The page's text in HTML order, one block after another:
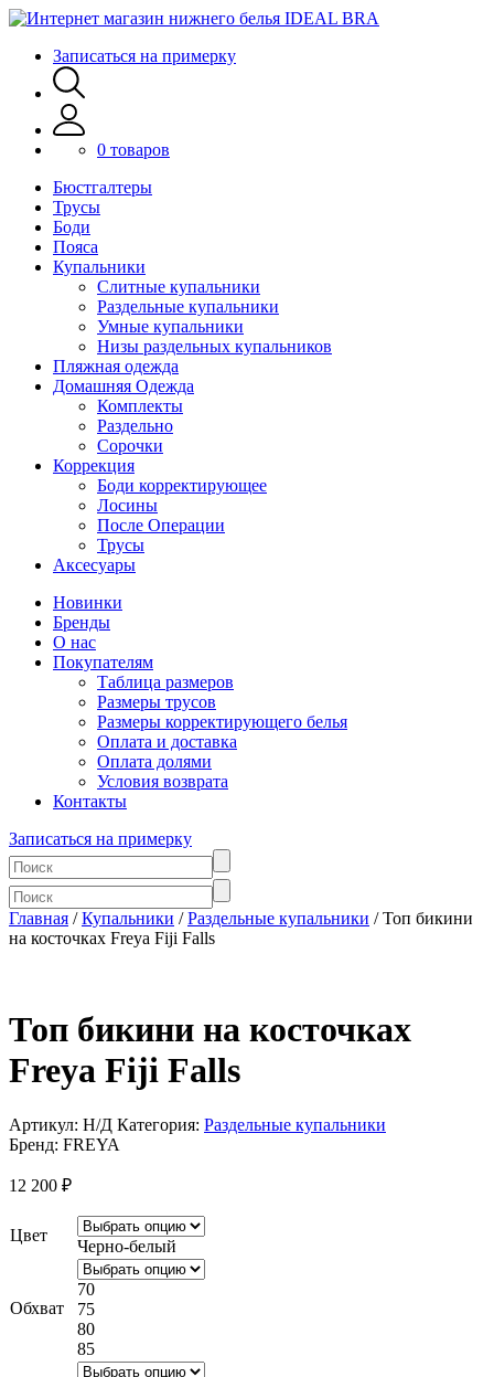
Записаться на примерку
0 товаров
Бюстгалтеры
Трусы
Боди
Пояса
Купальники
Слитные купальники
Раздельные купальники
Умные купальники
Низы раздельных купальников
Пляжная одежда
Домашняя Одежда
Комплекты
Раздельно
Сорочки
Коррекция
Боди корректирующее
Лосины
После Операции
Трусы
Аксесуары
Новинки
Бренды
О нас
Покупателям
Таблица размеров
Размеры трусов
Размеры корректирующего белья
Оплата и доставка
Оплата долями
Условия возврата
Контакты
Записаться на примерку
Главная /Купальники /Раздельные купальники / Топ бикини
на косточках Freya Fiji Falls
Топ бикини на косточках
Freya Fiji Falls
Артикул: Н/Д Категория: Раздельные купальники
Бренд: FREYA
12 200 ₽
Цвет
Черно-белый
Обхват
70
75
80
85